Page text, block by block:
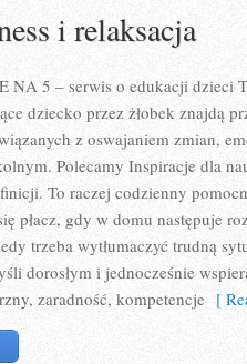
i relaksacja
NA 5 – serwis o edukacji dzieci
dziecko przez żłobek znajdą
z oswajaniem zmian,
Polecamy Inspiracje dla
To raczej codzienny
płacz, gdy w domu następuje
trzeba wytłumaczyć trudną
dorosłym i jednocześnie
zaradność, kompetencje [